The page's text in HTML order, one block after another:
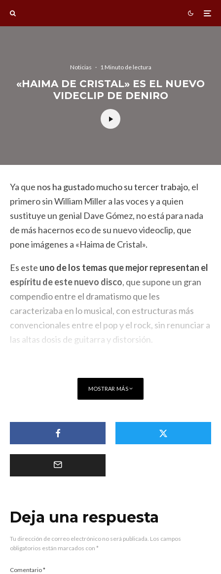
Noticias · 1 Minuto de lectura
«HAIMA DE CRISTAL» ES EL NUEVO
VIDECLIP DE DENIRO
Ya que nos ha gustado mucho su tercer trabajo, el
primero sin William Miller a las voces y a quien
sustituye un genial Dave Gómez, no está para nada
de más hacernos eco de su nuevo videoclip, que
pone imágenes a «Haima de Cristal».
Es este uno de los temas que mejor representan el
espíritu de este nuevo disco, que supone un gran
compendio entre el dramatismo que les
caracterizaba en lo musical, con estructuras más
convencionales entre el pop y el rock, sin renunciar a
las altas dosis de guitarra y distorsión.
MOSTRAR MÁS
Deja una respuesta
Tu dirección de correo electrónico no será publicada. Los campos
obligatorios están marcados con *
Comentario*